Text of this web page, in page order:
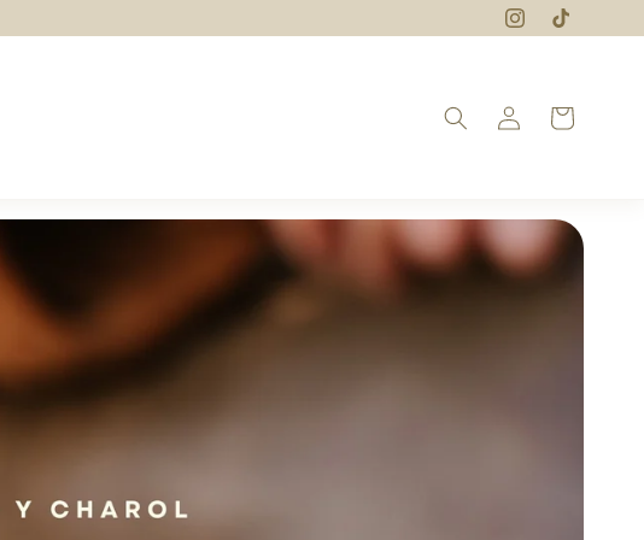
Iniciar
sesión
Carrito